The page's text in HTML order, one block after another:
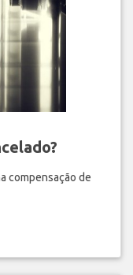
compensação de